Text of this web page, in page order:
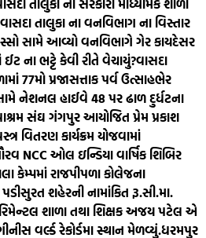
તાલુકા ની સરકારી માધ્યમિક શાળા
વાસદા તાલુકા ના વનવિભાગ ના વિસ્તાર
સામે આવ્યો વનવિભાગે ગેર કાયદેસર
ના ભટ્ટે કેવી રીતે વેચાયું?વાસદા
77મો પ્રજાસત્તાક પર્વ ઉત્સાહભેર
નેશનલ હાઈવે 48 પર ઢાળ દુર્ધટના
સંઘ ગંગપુર આયોજિત પ્રેમ પ્રકાશ
વિતરણ કાર્યક્રમ યોજવામાં
NCC ઓલ ઇન્ડિયા વાર્ષિક શિબિર
કેમ્પમાં રાજપીપળા કોલેજના
સુરત શહેરની નામાંકિત રૂ.સી.મા.
શાળા તથા શિક્ષક અજય પટેલ એ
વર્લ્ડ રેકોર્ડમા સ્થાન મેળવ્યું.ધરમપુર